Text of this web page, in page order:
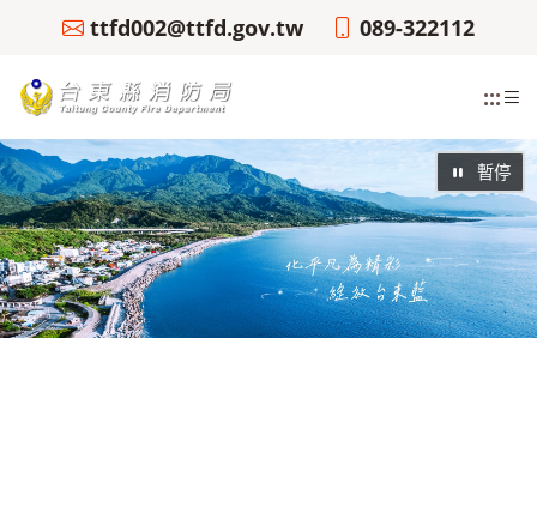
ttfd002@ttfd.gov.tw 089-322112
:::
暫停